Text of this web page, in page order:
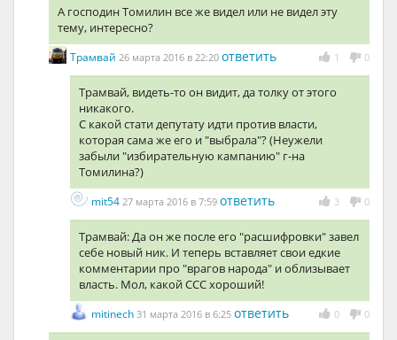
А господин Томилин все же видел или не видел эту
тему, интересно?
1 0
Трамвай 26 марта 2016 в 22:20 ответить
Трамвай, видеть-то он видит, да толку от этого
никакого.
С какой стати депутату идти против власти,
которая сама же его и "выбрала"? (Неужели
забыли "избирательную кампанию" г-на
Томилина?)
3 0
mit54 27 марта 2016 в 7:59 ответить
Трамвай: Да он же после его "расшифровки" завел
себе новый ник. И теперь вставляет свои едкие
комментарии про "врагов народа" и облизывает
власть. Мол, какой ССС хороший!
0 0
mitinech 31 марта 2016 в 6:25 ответить